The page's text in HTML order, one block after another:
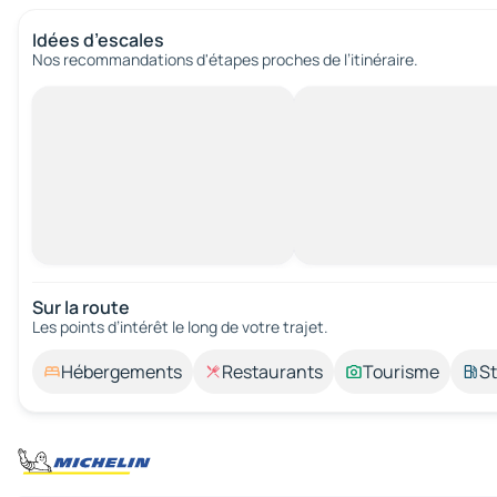
Idées d’escales
Nos recommandations d'étapes proches de l’itinéraire.
Sur la route
Les points d’intérêt le long de votre trajet.
Hébergements Restaurants Tourisme